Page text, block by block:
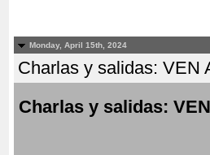
Monday, April 15th, 2024
Charlas y salidas: VEN
Charlas y salidas: